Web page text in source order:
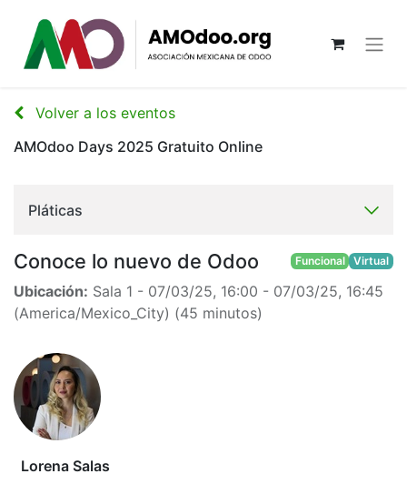
Volver a los eventos
AMOdoo Days 2025 Gratuito Online
Pláticas
Conoce lo nuevo de Odoo Funcional Virtual
Ubicación: Sala 1 - 07/03/25, 16:00 - 07/03/25, 16:45
(America/Mexico_City) (45 minutos)
Lorena Salas